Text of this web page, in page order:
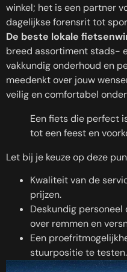
winkel; het is een partner
dagelijkse forensrit tot
De beste lokale
breed assortiment stads-
vakkundig onderhoud en
meedenkt over jouw
veilig en comfortabel
Een fiets die perfect
tot een feest en
Let bij je keuze op deze
Kwaliteit van de
prijzen.
Deskundig
over remmen en
Een
stuurpositie te testen.